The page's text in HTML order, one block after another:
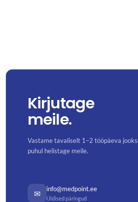
Kirjutage
meile.
Vastame tavaliselt 1–2 tööpäeva
puhul helistage meile.
✉ info@medpoint.ee
Üldised päringud